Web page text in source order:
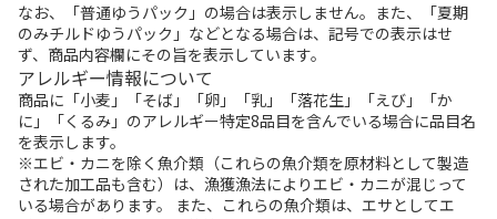
なお、「普通ゆうパック」の場合は表示しません。また、「夏期
のみチルドゆうパック」などとなる場合は、記号での表示はせ
ず、商品内容欄にその旨を表示しています。
アレルギー情報について
商品に「小麦」「そば」「卵」「乳」「落花生」「えび」「か
に」「くるみ」のアレルギー特定8品目を含んでいる場合に品目名
を表示します。
※エビ・カニを除く魚介類（これらの魚介類を原材料として製造
された加工品も含む）は、漁獲漁法によりエビ・カニが混じって
いる場合があります。 また、これらの魚介類は、エサとしてエ